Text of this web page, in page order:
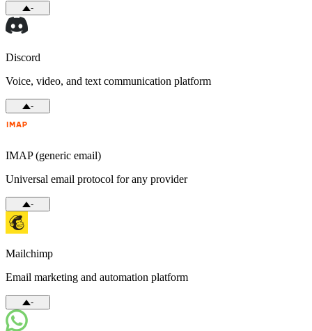
-
Discord
Voice, video, and text communication platform
-
IMAP (generic email)
Universal email protocol for any provider
-
Mailchimp
Email marketing and automation platform
-